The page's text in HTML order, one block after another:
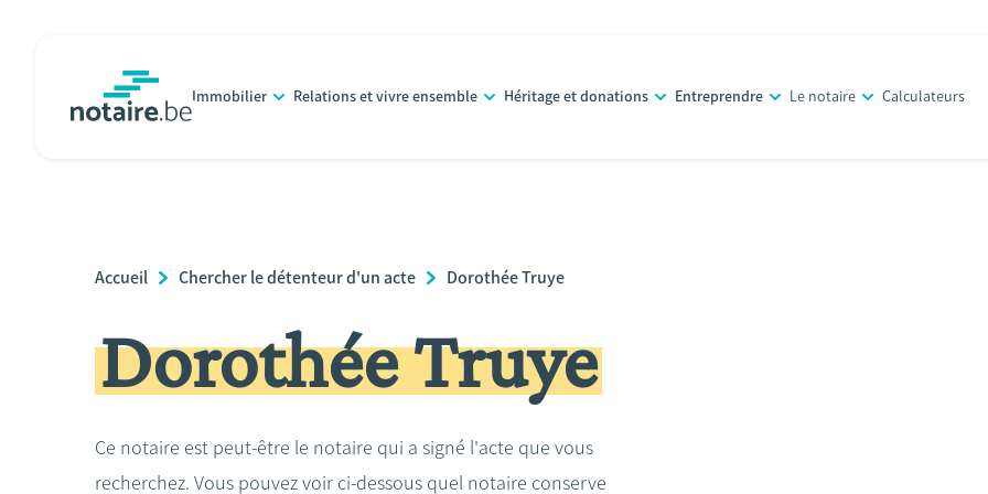
principal
Immobilier Relations et vivre ensemble Héritage et donations Entreprendre Le notaire Calculateurs
Breadcrumb
Accueil Chercher le détenteur d'un acte Dorothée Truye
Dorothée Truye
Ce notaire est peut-être le notaire qui a signé l'acte que vous
recherchez. Vous pouvez voir ci-dessous quel notaire conserve